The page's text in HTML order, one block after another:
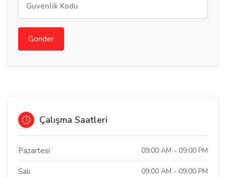
Gonder
Çalışma Saatleri
Pazartesi 09:00 AM - 09:00 PM
Salı 09:00 AM - 09:00 PM